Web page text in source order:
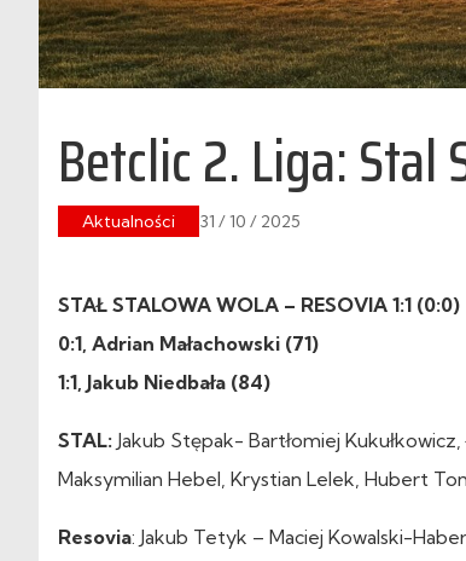
Betclic 2. Liga: Stal
Aktualności 31 / 10 / 2025
STAŁ STALOWA WOLA – RESOVIA 1:1 (0:0)
0:1, Adrian Małachowski (71)
1:1, Jakub Niedbała (84)
STAL: Jakub Stępak- Bartłomiej
Maksymilian Hebel, Krystian Lelek, Hubert
Resovia: Jakub Tetyk – Maciej Kowalski-